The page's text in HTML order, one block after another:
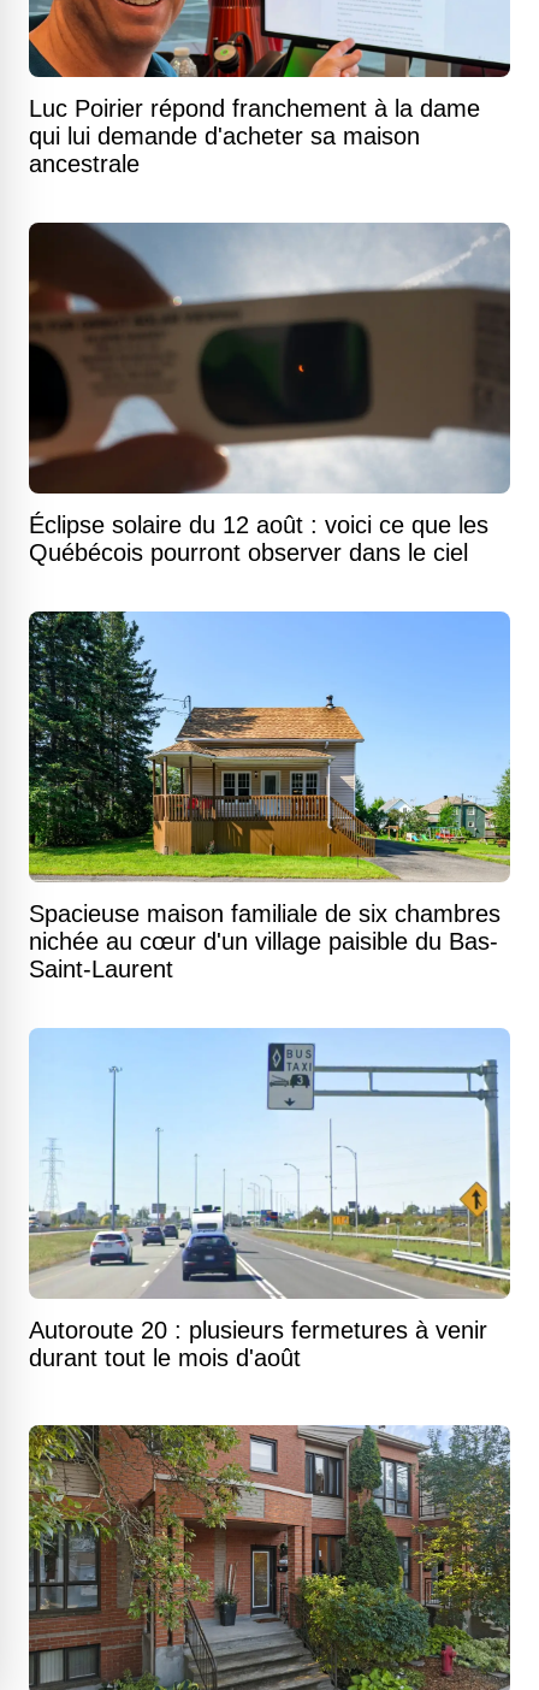
Luc Poirier répond franchement à la dame
qui lui demande d'acheter sa maison
ancestrale
Éclipse solaire du 12 août : voici ce que les
Québécois pourront observer dans le ciel
Spacieuse maison familiale de six chambres
nichée au cœur d'un village paisible du Bas-
Saint-Laurent
Autoroute 20 : plusieurs fermetures à venir
durant tout le mois d'août